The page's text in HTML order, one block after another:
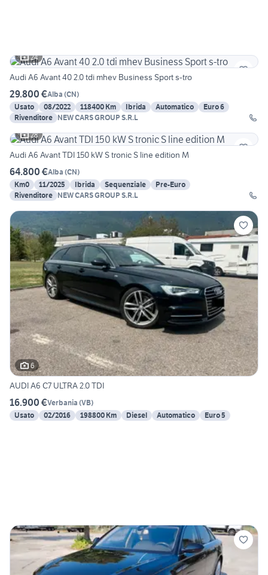
24
Audi A6 Avant 40 2.0 tdi mhev Business Sport s-tro
29.800 €Alba (CN)
Usato
08/2022 118400 Km Ibrida Automatico
Euro 6
Rivenditore NEW CARS GROUP S.R.L
28
Audi A6 Avant TDI 150 kW S tronic S line edition M
64.800 €Alba (CN)
Km0
11/2025 Ibrida Sequenziale
Pre-Euro
Rivenditore NEW CARS GROUP S.R.L
6
AUDI A6 C7 ULTRA 2.0 TDI
16.900 €Verbania (VB)
Usato
02/2016 198800 Km Diesel Automatico Euro 5